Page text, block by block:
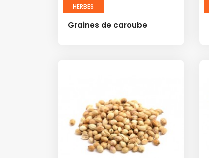
HERBES
Graines de caroube